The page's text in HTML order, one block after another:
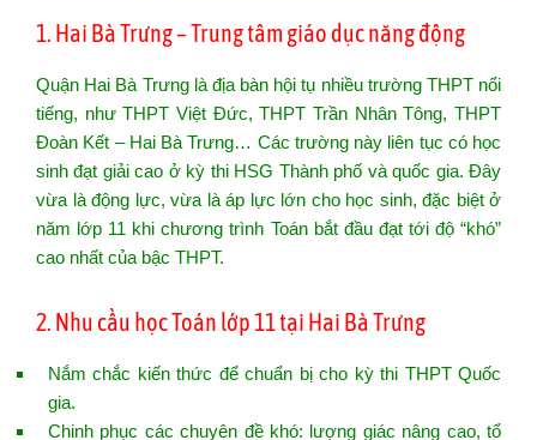
1. Hai Bà Trưng – Trung tâm giáo dục năng động
Quận Hai Bà Trưng là địa bàn hội tụ nhiều trường THPT nổi
tiếng, như THPT Việt Đức, THPT Trần Nhân Tông, THPT
Đoàn Kết – Hai Bà Trưng… Các trường này liên tục có học
sinh đạt giải cao ở kỳ thi HSG Thành phố và quốc gia. Đây
vừa là động lực, vừa là áp lực lớn cho học sinh, đặc biệt ở
năm lớp 11 khi chương trình Toán bắt đầu đạt tới độ “khó”
cao nhất của bậc THPT.
2. Nhu cầu học Toán lớp 11 tại Hai Bà Trưng
Nắm chắc kiến thức để chuẩn bị cho kỳ thi THPT Quốc
gia.
Chinh phục các chuyên đề khó: lượng giác nâng cao, tổ